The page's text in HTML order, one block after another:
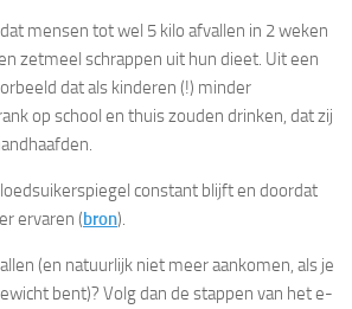
mensen tot wel 5 kilo afvallen in 2 weken
zetmeel schrappen uit hun dieet. Uit een
dat als kinderen (!) minder
op school en thuis zouden drinken, dat zij
constant blijft en doordat
ervaren (bron).
(en natuurlijk niet meer aankomen, als je
bent)? Volg dan de stappen van het e-